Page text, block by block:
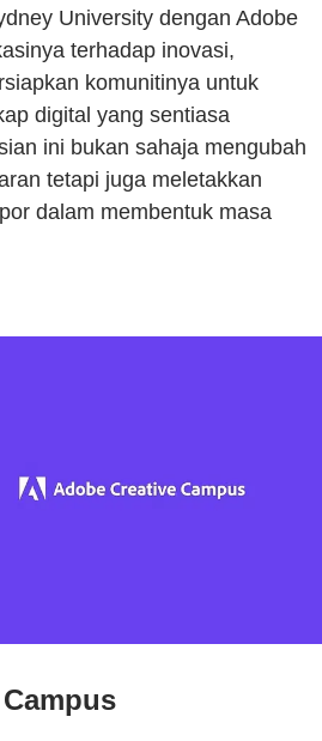
University dengan Adobe
terhadap inovasi,
komunitinya untuk
digital yang sentiasa
ini bukan sahaja mengubah
tetapi juga meletakkan
dalam membentuk masa